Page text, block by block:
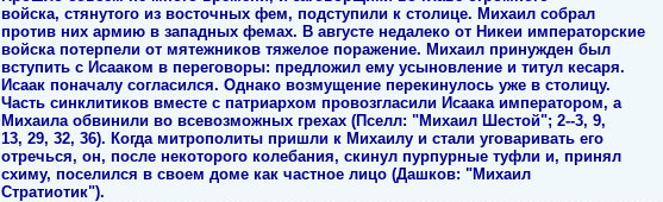
войска, стянутого из восточных фем, подступили к столице. Михаил собрал
против них армию в западных фемах. В августе недалеко от Никеи императорские
войска потерпели от мятежников тяжелое поражение. Михаил принужден был
вступить с Исааком в переговоры: предложил ему усыновление и титул кесаря.
Исаак поначалу согласился. Однако возмущение перекинулось уже в столицу.
Часть синклитиков вместе с патриархом провозгласили Исаака императором, а
Михаила обвинили во всевозможных грехах (Пселл: "Михаил Шестой"; 2--3, 9,
13, 29, 32, 36). Когда митрополиты пришли к Михаилу и стали уговаривать его
отречься, он, после некоторого колебания, скинул пурпурные туфли и, принял
схиму, поселился в своем доме как частное лицо (Дашков: "Михаил
Стратиотик").